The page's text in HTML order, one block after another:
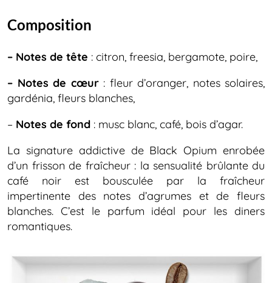
Composition
– Notes de tête : citron, freesia, bergamote, poire,
– Notes de cœur: fleur d’oranger, notes solaires,
gardénia, fleurs blanches,
– Notes de fond : musc blanc, café, bois d’agar.
La signature addictive de Black Opium enrobée
d’un frisson de fraîcheur : la sensualité brûlante du
café noir est bousculée par la fraîcheur
impertinente des notes d’agrumes et de fleurs
blanches. C’est le parfum idéal pour les diners
romantiques.